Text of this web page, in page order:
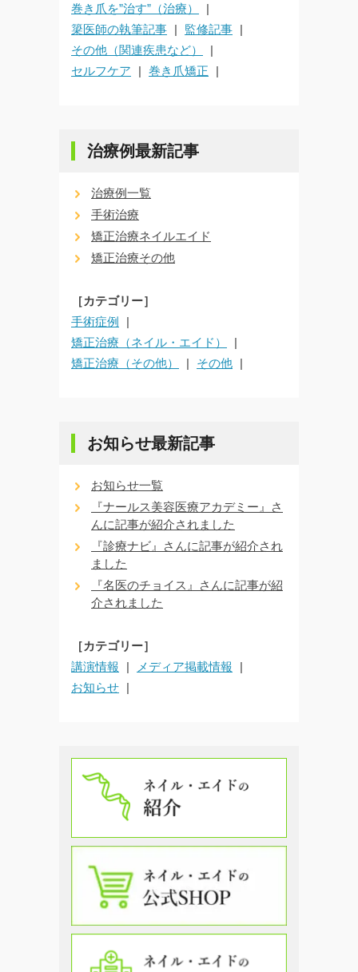
巻き爪を”治す”（治療）
簗医師の執筆記事
監修記事
その他（関連疾患など）
セルフケア
巻き爪矯正
治療例最新記事
治療例一覧
手術治療
矯正治療ネイルエイド
矯正治療その他
［カテゴリー］
手術症例
矯正治療（ネイル・エイド）
矯正治療（その他）
その他
お知らせ最新記事
お知らせ一覧
『ナールス美容医療アカデミー』さ
んに記事が紹介されました
『診療ナビ』さんに記事が紹介され
ました
『名医のチョイス』さんに記事が紹
介されました
［カテゴリー］
講演情報
メディア掲載情報
お知らせ